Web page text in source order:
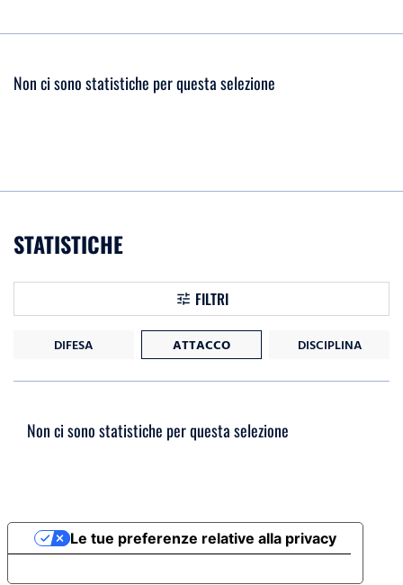
Non ci sono statistiche per questa selezione
STATISTICHE
FILTRI
DIFESA ATTACCO DISCIPLINA
Non ci sono statistiche per questa selezione
Le tue preferenze relative alla privacy